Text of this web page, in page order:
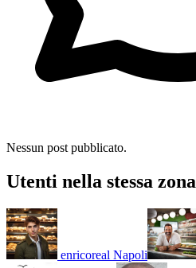
Nessun post pubblicato.
Utenti nella stessa zona
enricoreal Napoli